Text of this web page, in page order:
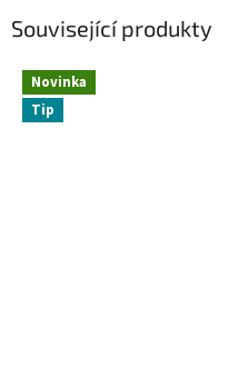
Související produkty
Novinka
Tip